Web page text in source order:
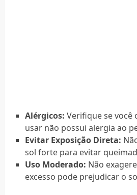
Alérgicos: Verifique se você
usar não possui alergia ao
Evitar Exposição Direta:
sol forte para evitar
Uso Moderado: Não
excesso pode prejudicar o